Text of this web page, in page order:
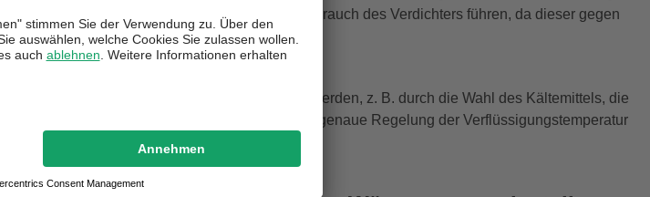
kann dies zu einem erhöhten Energieverbrauch des Verdichters führen, da dieser gegen
muss.
kann durch verschiedene Faktoren beeinflusst werden, z. B. durch die Wahl des Kältemittels, die
und die Einstellung des Expansionsventils. Eine genaue Regelung der Verflüssigungstemperatur
der Wärmepumpe zu maximieren.